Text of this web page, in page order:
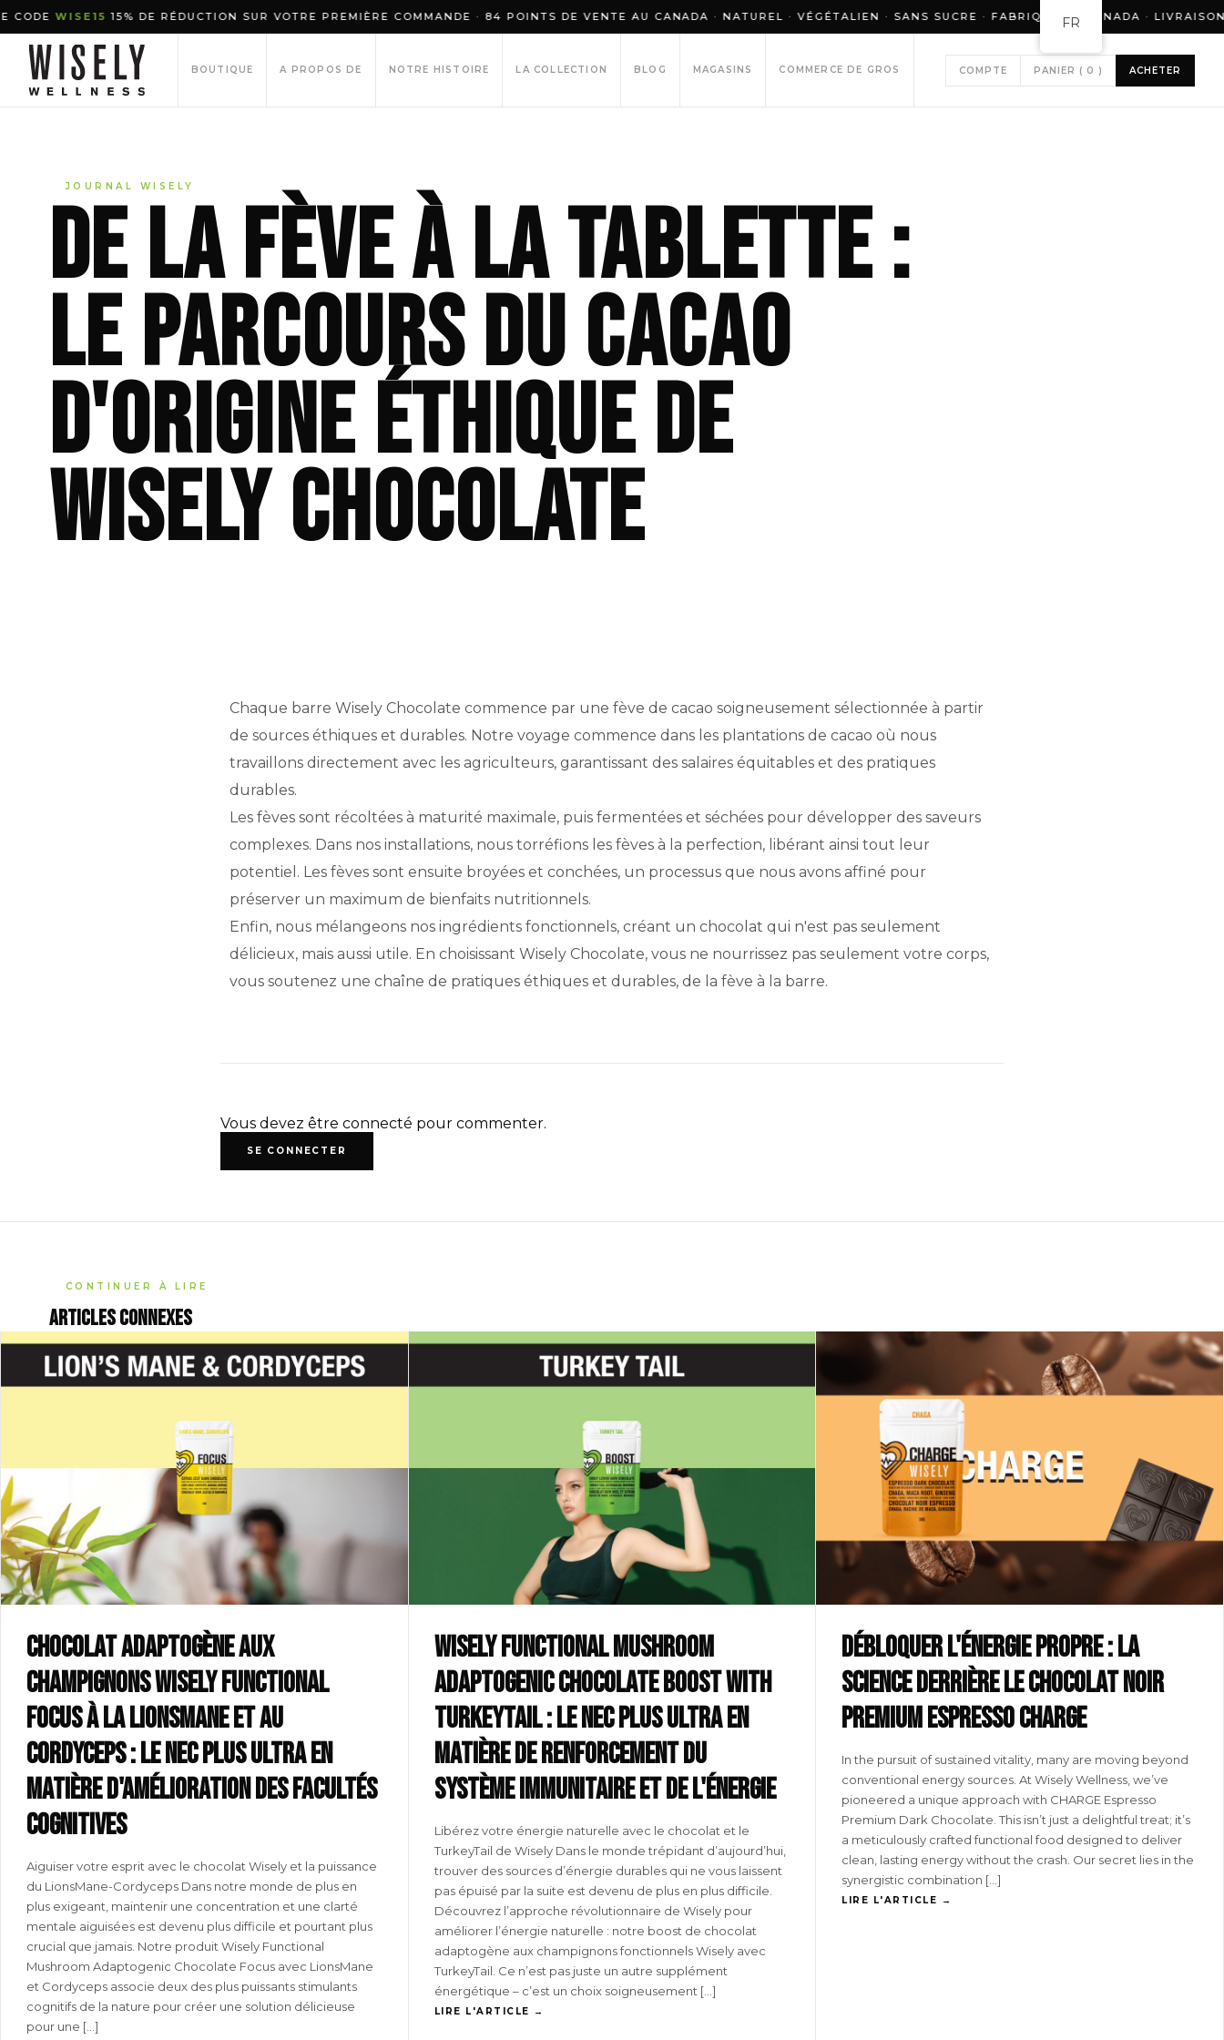
WISE1515% DE RÉDUCTION SUR VOTRE PREMIÈRE COMMANDE · 84 POINTS DE VENTE AU CANADA · NATUREL · VÉGÉTALIEN · SANS SUCRE · FABRIQUÉ AU CANADA · LIVRAISON
BOUTIQUE A PROPOS DE NOTRE HISTOIRE LA COLLECTION BLOG MAGASINS COMMERCE DE GROS COMPTE PANIER ( 0 ) ACHETER
JOURNAL WISELY
De la fève à la tablette :
le parcours du cacao
d'origine éthique de
Wisely Chocolate
Chaque barre Wisely Chocolate commence par une fève de cacao soigneusement sélectionnée à partir
de sources éthiques et durables. Notre voyage commence dans les plantations de cacao où nous
travaillons directement avec les agriculteurs, garantissant des salaires équitables et des pratiques
durables.
Les fèves sont récoltées à maturité maximale, puis fermentées et séchées pour développer des saveurs
complexes. Dans nos installations, nous torréfions les fèves à la perfection, libérant ainsi tout leur
potentiel. Les fèves sont ensuite broyées et conchées, un processus que nous avons affiné pour
préserver un maximum de bienfaits nutritionnels.
Enfin, nous mélangeons nos ingrédients fonctionnels, créant un chocolat qui n'est pas seulement
délicieux, mais aussi utile. En choisissant Wisely Chocolate, vous ne nourrissez pas seulement votre corps,
vous soutenez une chaîne de pratiques éthiques et durables, de la fève à la barre.
Vous devez être connecté pour commenter.
SE CONNECTER
CONTINUER À LIRE
Articles connexes
Chocolat adaptogène aux
champignons Wisely functional
FOCUS à la lionsmane et au
cordyceps : le nec plus ultra en
matière d'amélioration des facultés
cognitives
Aiguiser votre esprit avec le chocolat Wisely et la puissance
du LionsMane-Cordyceps Dans notre monde de plus en
plus exigeant, maintenir une concentration et une clarté
mentale aiguisées est devenu plus difficile et pourtant plus
crucial que jamais. Notre produit Wisely Functional
Mushroom Adaptogenic Chocolate Focus avec LionsMane
et Cordyceps associe deux des plus puissants stimulants
cognitifs de la nature pour créer une solution délicieuse
pour une [...]
Wisely functional mushroom
adaptogenic chocolate BOOST with
turkeytail : le nec plus ultra en
matière de renforcement du
système immunitaire et de l'énergie
Libérez votre énergie naturelle avec le chocolat et le
TurkeyTail de Wisely Dans le monde trépidant d’aujourd’hui,
trouver des sources d’énergie durables qui ne vous laissent
pas épuisé par la suite est devenu de plus en plus difficile.
Découvrez l’approche révolutionnaire de Wisely pour
améliorer l’énergie naturelle : notre boost de chocolat
adaptogène aux champignons fonctionnels Wisely avec
TurkeyTail. Ce n’est pas juste un autre supplément
énergétique – c’est un choix soigneusement […]
LIRE L'ARTICLE →
Débloquer l'énergie propre : la
science derrière le chocolat noir
premium espresso CHARGE
In the pursuit of sustained vitality, many are moving beyond
conventional energy sources. At Wisely Wellness, we’ve
pioneered a unique approach with CHARGE Espresso
Premium Dark Chocolate. This isn’t just a delightful treat; it’s
a meticulously crafted functional food designed to deliver
clean, lasting energy without the crash. Our secret lies in the
synergistic combination […]
LIRE L'ARTICLE →
FR